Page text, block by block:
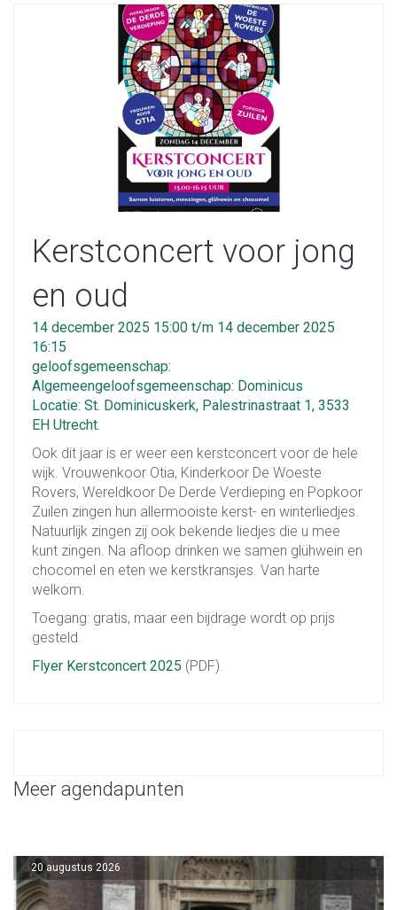
Kerstconcert voor jong
en oud
14 december 2025 15:00 t/m 14 december 2025
16:15
geloofsgemeenschap:
Algemeengeloofsgemeenschap: Dominicus
Locatie: St. Dominicuskerk, Palestrinastraat 1, 3533
EH Utrecht.
Ook dit jaar is er weer een kerstconcert voor de hele
wijk. Vrouwenkoor Otia, Kinderkoor De Woeste
Rovers, Wereldkoor De Derde Verdieping en Popkoor
Zuilen zingen hun allermooiste kerst- en winterliedjes.
Natuurlijk zingen zij ook bekende liedjes die u mee
kunt zingen. Na afloop drinken we samen glühwein en
chocomel en eten we kerstkransjes. Van harte
welkom.
Toegang: gratis, maar een bijdrage wordt op prijs
gesteld.
Flyer Kerstconcert 2025 (PDF).
Meer agendapunten
20 augustus 2026